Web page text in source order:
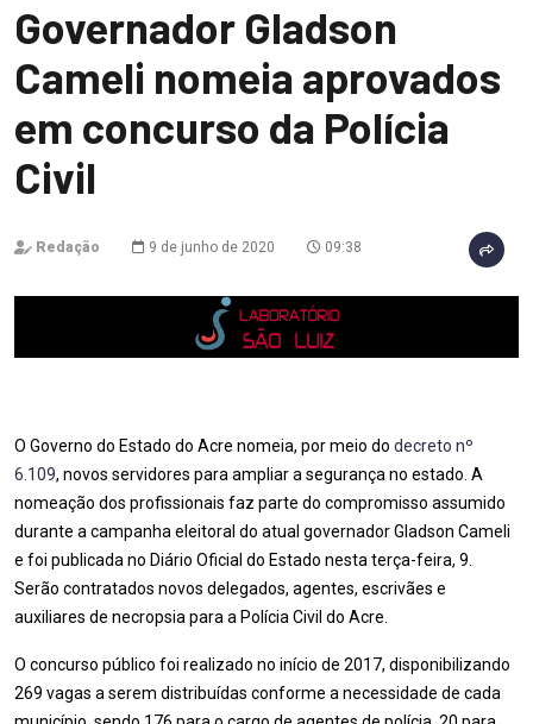
Governador Gladson
Cameli nomeia aprovados
em concurso da Polícia
Civil
Redação 9 de junho de 2020 09:38
O Governo do Estado do Acre nomeia, por meio do decreto nº
6.109, novos servidores para ampliar a segurança no estado. A
nomeação dos profissionais faz parte do compromisso assumido
durante a campanha eleitoral do atual governador Gladson Cameli
e foi publicada no Diário Oficial do Estado nesta terça-feira, 9.
Serão contratados novos delegados, agentes, escrivães e
auxiliares de necropsia para a Polícia Civil do Acre.
O concurso público foi realizado no início de 2017, disponibilizando
269 vagas a serem distribuídas conforme a necessidade de cada